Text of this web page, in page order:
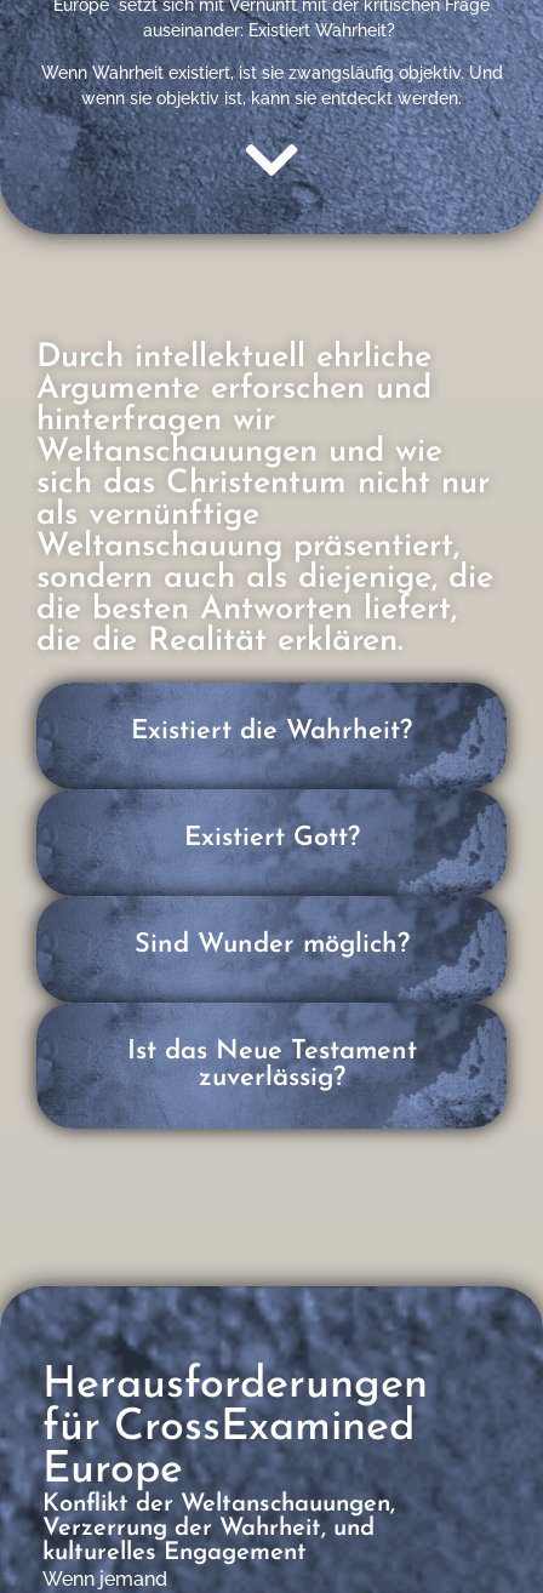
Europe setzt sich mit Vernunft mit der kritischen Frage
auseinander: Existiert Wahrheit?
Wenn Wahrheit existiert, ist sie zwangsläufig objektiv. Und
wenn sie objektiv ist, kann sie entdeckt werden.
Durch intellektuell ehrliche
Argumente erforschen und
hinterfragen wir
Weltanschauungen und wie
sich das Christentum nicht nur
als vernünftige
Weltanschauung präsentiert,
sondern auch als diejenige, die
die besten Antworten liefert,
die die Realität erklären.
Existiert die Wahrheit?
Existiert Gott?
Sind Wunder möglich?
Ist das Neue Testament
zuverlässig?
Herausforderungen
für CrossExamined
Europe
Konflikt der Weltanschauungen,
Verzerrung der Wahrheit, und
kulturelles Engagement
Wenn jemand